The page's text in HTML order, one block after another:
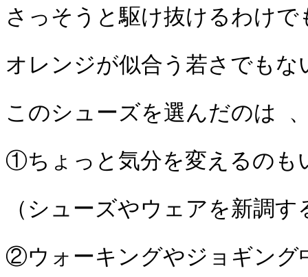
さっそうと駆け抜けるわけで
オレンジが似合う若さでもな
このシューズを選んだのは
①ちょっと気分を変えるのも
（シューズやウェアを新調
②ウォーキングやジョギング